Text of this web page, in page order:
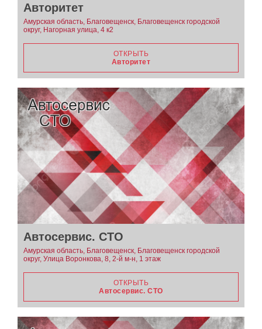
Авторитет
Амурская область, Благовещенск, Благовещенск городской
округ, Нагорная улица, 4 к2
ОТКРЫТЬ
Авторитет
Автосервис. СТО
Амурская область, Благовещенск, Благовещенск городской
округ, Улица Воронкова, 8, 2-й м-н, 1 этаж
ОТКРЫТЬ
Автосервис. СТО